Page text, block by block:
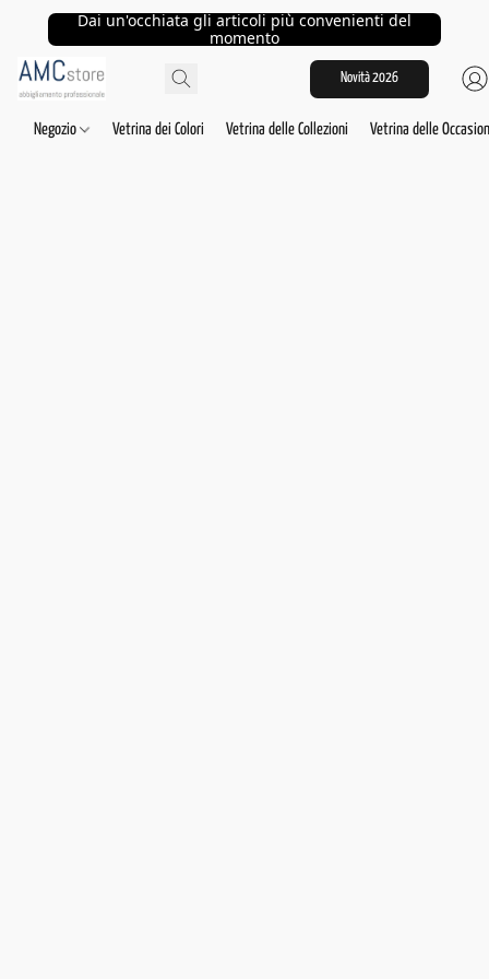
Dai un'occhiata gli articoli più convenienti del
momento
Novità 2026
Negozio Vetrina dei Colori Vetrina delle Collezioni Vetrina delle